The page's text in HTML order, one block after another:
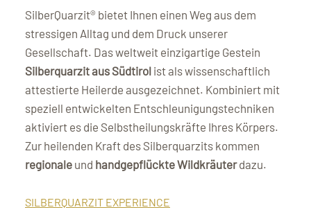
SilberQuarzit® bietet Ihnen einen Weg aus dem
stressigen Alltag und dem Druck unserer
Gesellschaft. Das weltweit einzigartige Gestein
Silberquarzit aus Südtirol ist als wissenschaftlich
attestierte Heilerde ausgezeichnet. Kombiniert mit
speziell entwickelten Entschleunigungstechniken
aktiviert es die Selbstheilungskräfte Ihres Körpers.
Zur heilenden Kraft des Silberquarzits kommen
regionale und handgepflückte Wildkräuterdazu.
SILBERQUARZIT EXPERIENCE